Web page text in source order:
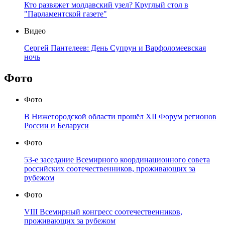
Кто развяжет молдавский узел? Круглый стол в
"Парламентской газете"
Видео
Сергей Пантелеев: День Супрун и Варфоломеевская
ночь
Фото
Фото
В Нижегородской области прошёл XII Форум регионов
России и Беларуси
Фото
53-е заседание Всемирного координационного совета
российских соотечественников, проживающих за
рубежом
Фото
VIII Всемирный конгресс соотечественников,
проживающих за рубежом